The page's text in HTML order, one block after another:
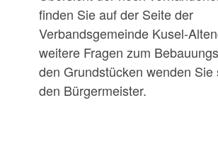
finden Sie auf der Seite der
Verbandsgemeinde Kusel-
weitere Fragen zum
den Grundstücken wenden Sie
den Bürgermeister.